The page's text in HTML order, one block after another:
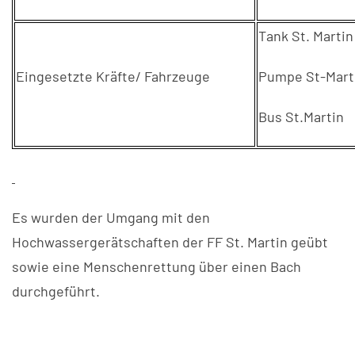
Eingesetzte Kräfte/ Fahrzeuge
Tank St. Martin
Pumpe St-
Bus St.Martin
Es wurden der Umgang mit den
Hochwassergerätschaften der FF St. Martin geübt
sowie eine Menschenrettung über einen Bach
durchgeführt.